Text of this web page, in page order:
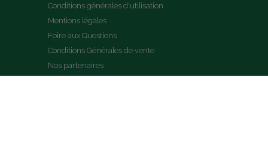
Conditions générales d'utilisation
Mentions légales
Foire aux Questions
Conditions Générales de vente
Nos partenaires